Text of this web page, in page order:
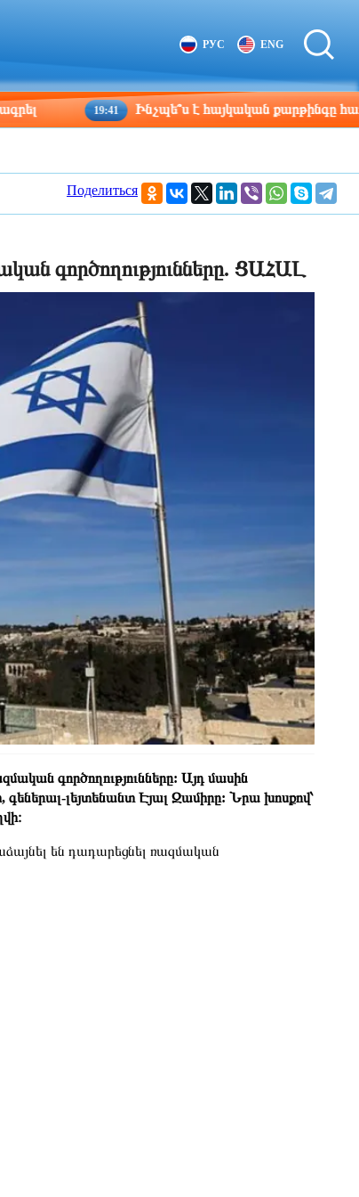
РУС ENG
Ինչպե՞ս է հայկական քարթինգը
Поделиться
գործողությունները. ՑԱՀԱԼ
գործողությունները: Այդ մասին
լեյտենանտ Էյալ Զամիրը: Նրա խոսքով՝
են դադարեցնել ռազմական